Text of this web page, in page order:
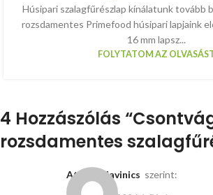
Húsipari szalagfűrészlap kínálatunk tovább
rozsdamentes Primefood húsipari lapjaink
16 mm lapsz...
FOLYTATOM AZ
4 Hozzászólás “
rozsdamentes
attila szlavinics szerint: